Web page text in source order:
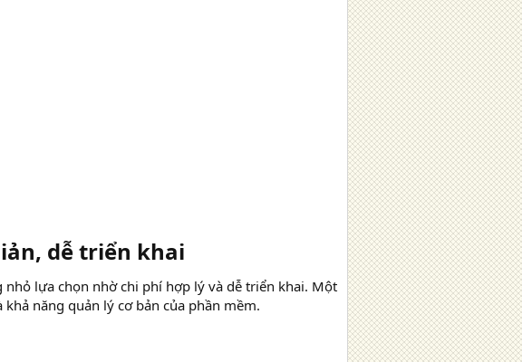
dễ triển khai​
lựa chọn nhờ chi phí hợp lý và dễ triển khai. Một
năng quản lý cơ bản của phần mềm.